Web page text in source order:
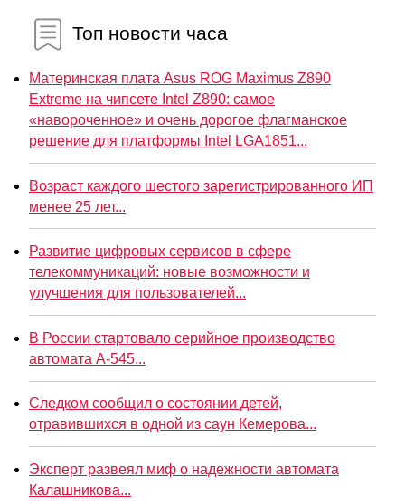
Топ новости часа
Материнская плата Asus ROG Maximus Z890
Extreme на чипсете Intel Z890: самое
«навороченное» и очень дорогое флагманское
решение для платформы Intel LGA1851...
Возраст каждого шестого зарегистрированного ИП
менее 25 лет...
Развитие цифровых сервисов в сфере
телекоммуникаций: новые возможности и
улучшения для пользователей...
В России стартовало серийное производство
автомата А-545...
Следком сообщил о состоянии детей,
отравившихся в одной из саун Кемерова...
Эксперт развеял миф о надежности автомата
Калашникова...